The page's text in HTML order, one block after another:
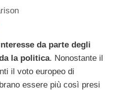
da parte degli
la politica. Nonostante il
il voto europeo di
essere più così presi